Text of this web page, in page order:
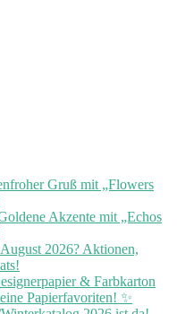
Gruß mit „Flowers
Akzente mit „Echos
2026? Aktionen,
& Farbkarton
Papierfavoriten! ✨